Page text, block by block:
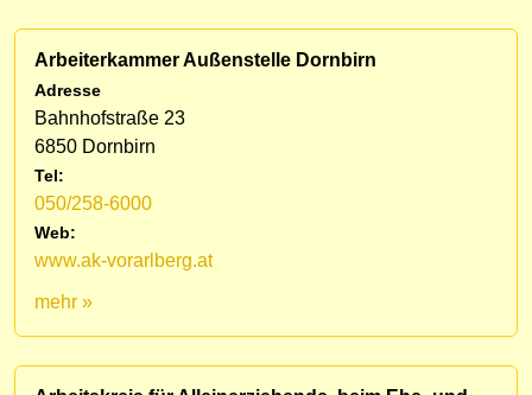
Arbeiterkammer Außenstelle Dornbirn
Adresse
Bahnhofstraße 23
6850 Dornbirn
Tel:
050/258-6000
Web:
www.ak-vorarlberg.at
mehr »